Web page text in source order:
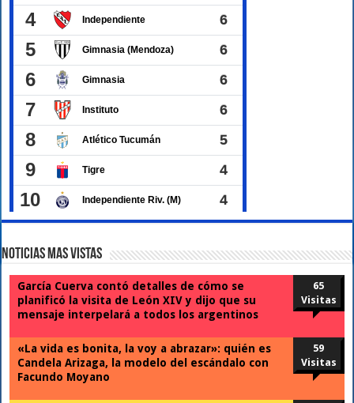
Noticias Mas Vistas
García Cuerva contó detalles de cómo se
planificó la visita de León XIV y dijo que su
mensaje interpelará a todos los argentinos
65
Visitas
«La vida es bonita, la voy a abrazar»: quién es
Candela Arizaga, la modelo del escándalo con
Facundo Moyano
59
Visitas